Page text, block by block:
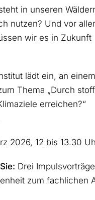
in unseren
nutzen? Und vor
wir es in Zukunft
lädt ein, an
Thema „Durch
erreichen?“
2026, 12 bis 13.30
Drei
zum fachlichen